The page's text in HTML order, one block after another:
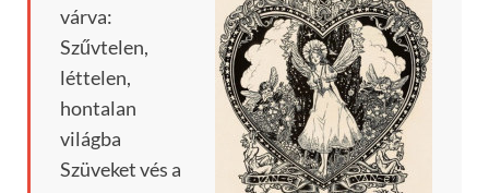
várva:
Szűvtelen,
léttelen,
hontalan
világba
Szüveket vés a